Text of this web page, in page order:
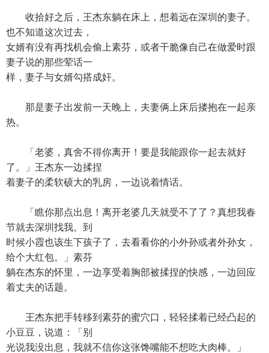
收拾好之后，王杰东躺在床上，想着远在深圳的妻子。
也不知道这次过去，
女婿有没有再找机会偷上素芬，或者干脆像自己在做爱时跟
妻子说的那些荤话一
样，妻子与女婿勾搭成奸。
那是妻子出发前一天晚上，夫妻俩上床后搂抱在一起亲
热。
「老婆，真舍不得你离开！要是我能跟你一起去就好
了。」王杰东一边揉捏
着妻子的柔软硕大的乳房，一边说着情话。
「瞧你那点出息！离开老婆几天就受不了了？真想我春
节就去深圳找我。到
时候小霞也该生下孩子了，去看看你的小外孙或者外孙女，
给个大红包。」素芬
躺在杰东的怀里，一边享受着胸部被揉捏的快感，一边回应
着丈夫的话题。
王杰东把手转移到素芬的蜜穴口，轻轻揉着已经凸起的
小豆豆，说道：「别
光说我没出息，我就不信你这张馋嘴能不想吃大肉棒。」